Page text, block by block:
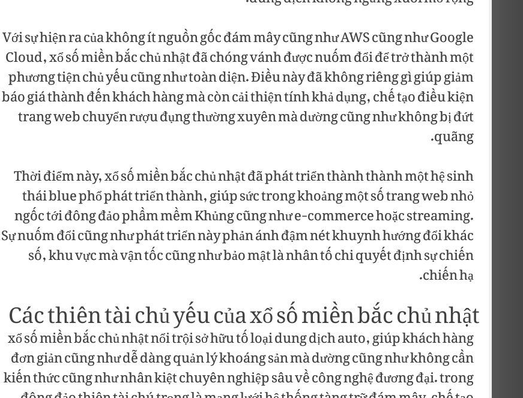
Với sự hiện ra của không ít nguồn gốc đám mây cũng như AWS cũng như Google
Cloud, xổ số miền bắc chủ nhật đã chóng vánh được nuốm đổi để trở thành một
phương tiện chủ yếu cũng như toàn diện. Điều này đã không riêng gì giúp giảm
báo giá thành đến khách hàng mà còn cải thiện tính khả dụng, chế tạo điều kiện
trang web chuyển rượu đụng thường xuyên mà dường cũng như không bị đứt
quãng.
Thời điểm này, xổ số miền bắc chủ nhật đã phát triển thành thành một hệ sinh
thái blue phổ phát triển thành, giúp sức trong khoảng một số trang web nhỏ
ngốc tới đông đảo phầm mềm Khủng cũng như e-commerce hoặc streaming.
Sự nuốm đổi cũng như phát triển này phản ánh đậm nét khuynh hướng đổi khác
số, khu vực mà vận tốc cũng như bảo mật là nhân tố chi quyết định sự chiến
chiến hạ.
Các thiên tài chủ yếu của xổ số miền bắc chủ nhật
xổ số miền bắc chủ nhật nổi trội sở hữu tố loại dung dịch auto, giúp khách hàng
đơn giản cũng như dễ dàng quản lý khoáng sản mà dường cũng như không cần
kiến thức cũng như nhân kiệt chuyên nghiệp sâu về công nghệ đương đại. trong